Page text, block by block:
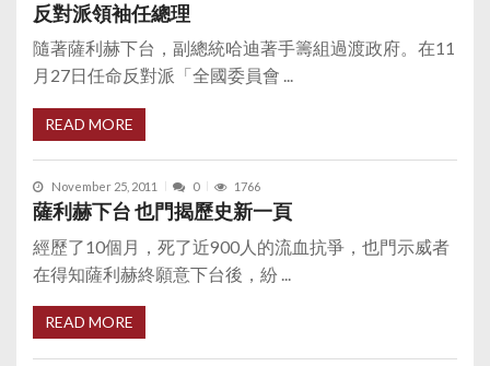
反對派領袖任總理
隨著薩利赫下台，副總統哈迪著手籌組過渡政府。在11
月27日任命反對派「全國委員會 ...
READ MORE
November 25, 2011 0 1766
薩利赫下台 也門揭歷史新一頁
經歷了10個月，死了近900人的流血抗爭，也門示威者
在得知薩利赫終願意下台後，紛 ...
READ MORE